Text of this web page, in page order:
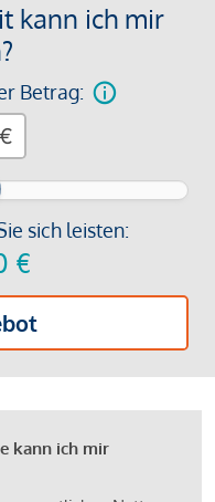
kann ich mir
Betrag:
sich leisten:
€
€
kann ich mir